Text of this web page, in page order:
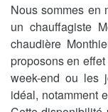
Nous sommes en
un chauffagiste
chaudière
proposons en
week-end ou les
idéal, notamment